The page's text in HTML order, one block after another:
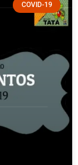
COVID-19